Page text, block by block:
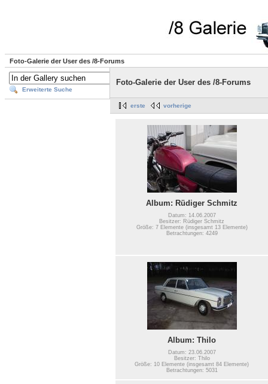
Foto-Galerie der User des /8-Forums
Erweiterte Suche
Foto-Galerie der User des /8-Forums
erste vorherige
Album: Rüdiger Schmitz
Datum: 14.06.2007
Besitzer: Rüdiger Schmitz
Größe: 7 Elemente (insgesamt 13 Elemente)
Betrachtungen: 4249
Album: Thilo
Datum: 23.06.2007
Besitzer: Thilo
Größe: 10 Elemente (insgesamt 84 Elemente)
Betrachtungen: 5031